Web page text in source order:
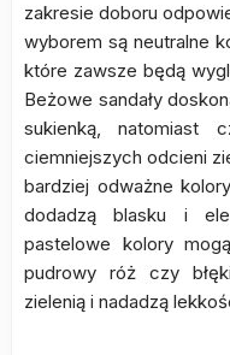
zakresie doboru
wyborem są neutralne
które zawsze będą
Beżowe sandały
sukienką, natomiast
ciemniejszych odcieni
bardziej odważne
dodadzą blasku i
pastelowe kolory
pudrowy róż czy
zielenią i nadadzą